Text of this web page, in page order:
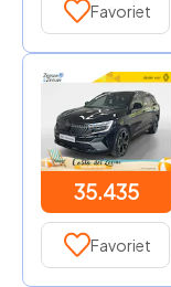
Favoriet
35.435
Favoriet